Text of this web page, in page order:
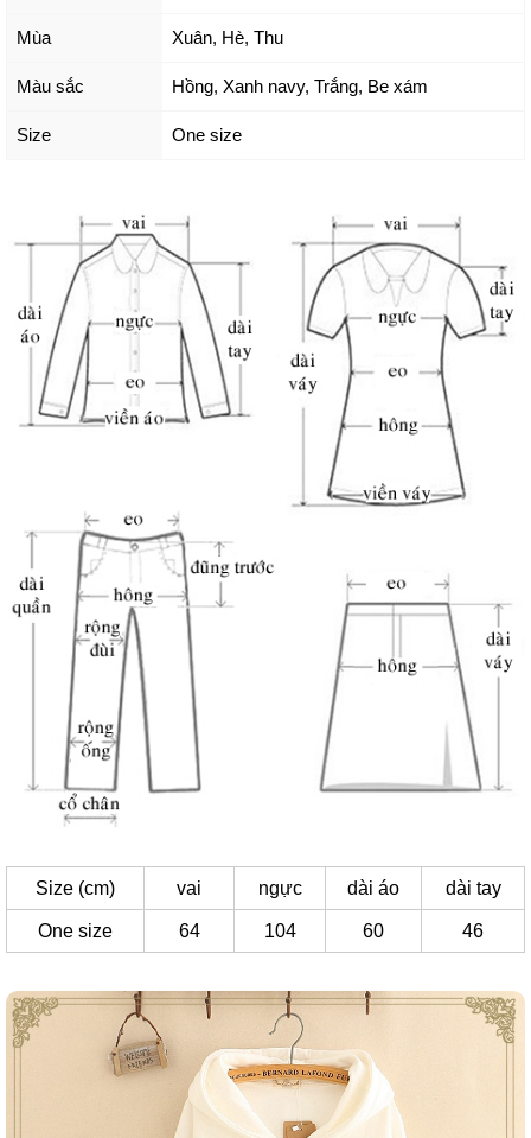
Mùa Xuân, Hè, Thu
Màu sắc Hồng, Xanh navy, Trắng, Be xám
Size One size
Size (cm) vai ngực dài áo dài tay
One size 64 104 60 46